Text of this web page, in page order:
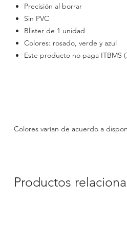
Precisión al borrar
Sin PVC
Blister de 1 unidad
Colores: rosado, verde y azul
Este producto no paga ITBMS
Colores varían de acuerdo a
Productos